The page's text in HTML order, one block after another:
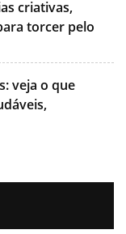
criativas,
torcer pelo
veja o que